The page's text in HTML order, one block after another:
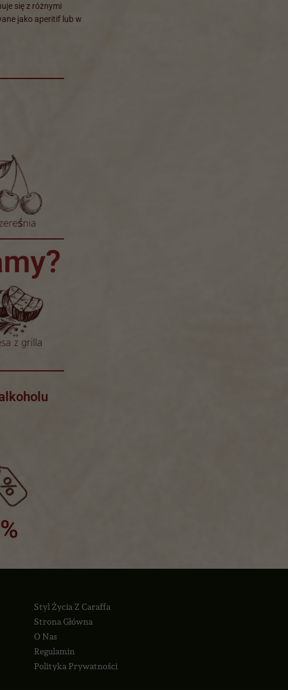
się z różnymi
jako aperitif lub w
Styl Życia Z Caraffa
Strona Główna
O Nas
Regulamin
Polityka Prywatności